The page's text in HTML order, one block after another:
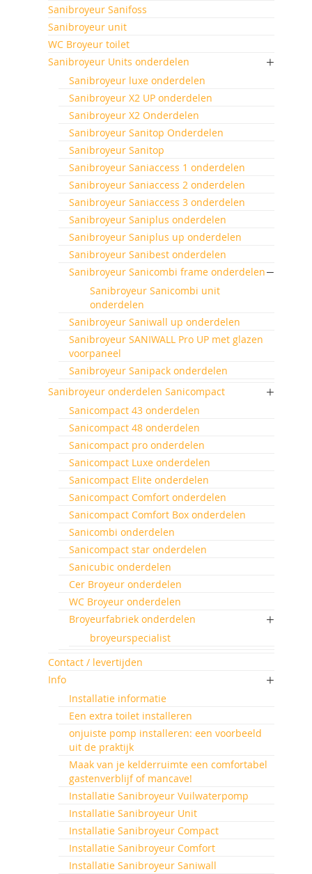
Sanibroyeur Sanifoss
Sanibroyeur unit
WC Broyeur toilet
Sanibroyeur Units onderdelen
Sanibroyeur luxe onderdelen
Sanibroyeur X2 UP onderdelen
Sanibroyeur X2 Onderdelen
Sanibroyeur Sanitop Onderdelen
Sanibroyeur Sanitop
Sanibroyeur Saniaccess 1 onderdelen
Sanibroyeur Saniaccess 2 onderdelen
Sanibroyeur Saniaccess 3 onderdelen
Sanibroyeur Saniplus onderdelen
Sanibroyeur Saniplus up onderdelen
Sanibroyeur Sanibest onderdelen
Sanibroyeur Sanicombi frame onderdelen
Sanibroyeur Sanicombi unit
onderdelen
Sanibroyeur Saniwall up onderdelen
Sanibroyeur SANIWALL Pro UP met glazen
voorpaneel
Sanibroyeur Sanipack onderdelen
Sanibroyeur onderdelen Sanicompact
Sanicompact 43 onderdelen
Sanicompact 48 onderdelen
Sanicompact pro onderdelen
Sanicompact Luxe onderdelen
Sanicompact Elite onderdelen
Sanicompact Comfort onderdelen
Sanicompact Comfort Box onderdelen
Sanicombi onderdelen
Sanicompact star onderdelen
Sanicubic onderdelen
Cer Broyeur onderdelen
WC Broyeur onderdelen
Broyeurfabriek onderdelen
broyeurspecialist
Contact / levertijden
Info
Installatie informatie
Een extra toilet installeren
onjuiste pomp installeren: een voorbeeld
uit de praktijk
Maak van je kelderruimte een comfortabel
gastenverblijf of mancave!
Installatie Sanibroyeur Vuilwaterpomp
Installatie Sanibroyeur Unit
Installatie Sanibroyeur Compact
Installatie Sanibroyeur Comfort
Installatie Sanibroyeur Saniwall